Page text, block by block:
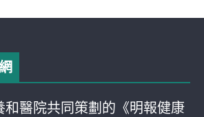
和醫院共同策劃的《明報健康